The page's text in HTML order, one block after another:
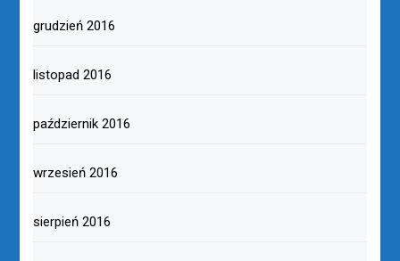
grudzień 2016
listopad 2016
październik 2016
wrzesień 2016
sierpień 2016